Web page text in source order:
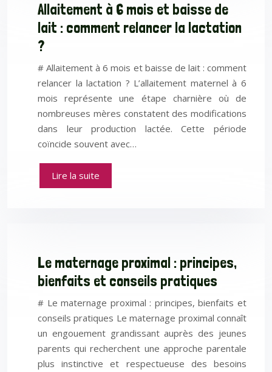
Allaitement à 6 mois et baisse de
lait : comment relancer la lactation
?
# Allaitement à 6 mois et baisse de lait : comment
relancer la lactation ? L’allaitement maternel à 6
mois représente une étape charnière où de
nombreuses mères constatent des modifications
dans leur production lactée. Cette période
coïncide souvent avec…
Lire la suite
Le maternage proximal : principes,
bienfaits et conseils pratiques
# Le maternage proximal : principes, bienfaits et
conseils pratiques Le maternage proximal connaît
un engouement grandissant auprès des jeunes
parents qui recherchent une approche parentale
plus instinctive et respectueuse des besoins